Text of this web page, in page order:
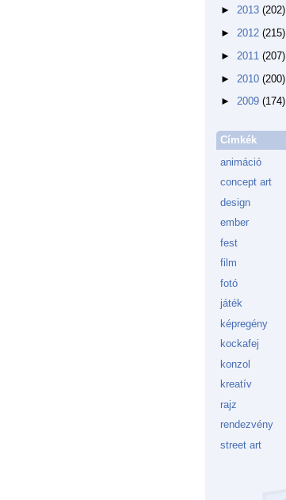
► 2013 (202)
► 2012 (215)
► 2011 (207)
► 2010 (200)
► 2009 (174)
Címkék
animáció
concept art
design
ember
fest
film
fotó
játék
képregény
kockafej
konzol
kreatív
rajz
rendezvény
street art